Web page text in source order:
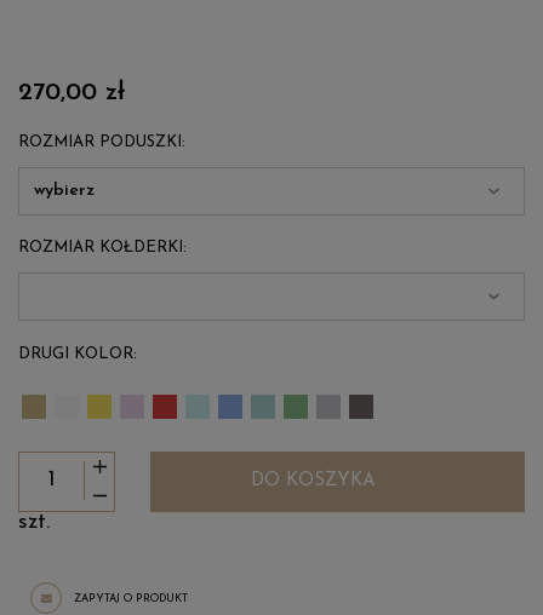
270,00 zł
ROZMIAR PODUSZKI:
ROZMIAR KOŁDERKI:
DRUGI KOLOR:
szt.
DO KOSZYKA
ZAPYTAJ O PRODUKT